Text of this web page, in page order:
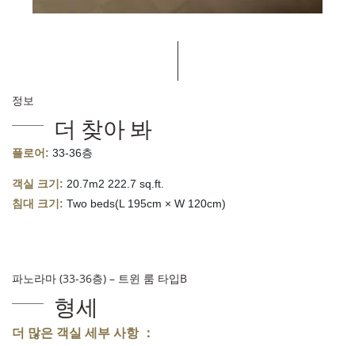
정보
더 찾아 봐
플로어: 33-36층
객실 크기: 20.7m2 222.7 sq.ft.
침대 크기: Two beds(L 195cm × W 120cm)
파노라마 (33-36층) – 트윈 룸 타입B
형세
더 많은 객실 세부 사항 ：